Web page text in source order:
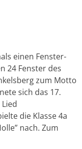
einen Fenster-
24 Fenster des
zum Motto
sich das 17.
die Klasse 4a
nach. Zum